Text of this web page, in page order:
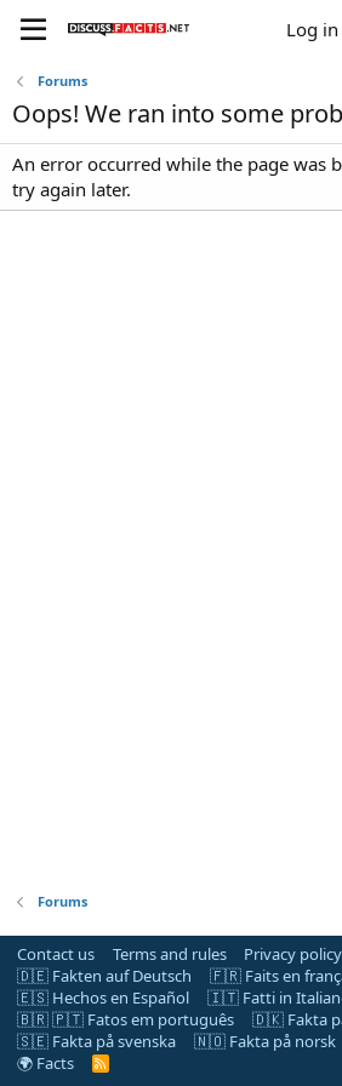
Log in
Forums
Oops! We ran into some
An error occurred while the page was
try again later.
Forums
Contact us Terms and rules Privacy policy
🇩🇪 Fakten auf Deutsch
🇫🇷 Faits en
🇪🇸 Hechos en Español
🇮🇹 Fatti in
🇧🇷 🇵🇹 Fatos em português
🇩🇰 Fakta
🇸🇪 Fakta på svenska
🇳🇴 Fakta på norsk
🌍 Facts
R